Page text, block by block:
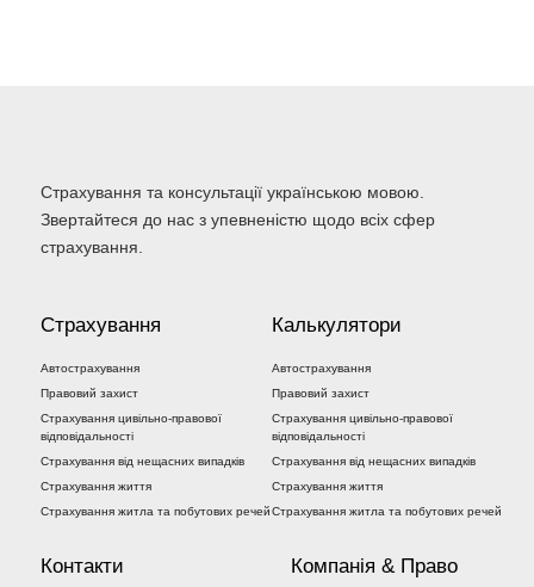
Страхування та консультації українською мовою.
Звертайтеся до нас з упевненістю щодо всіх сфер
страхування.
Страхування
Автострахування
Правовий захист
Страхування цивільно-правової
відповідальності
Страхування від нещасних випадків
Страхування життя
Страхування житла та побутових речей
Калькулятори
Автострахування
Правовий захист
Страхування цивільно-правової
відповідальності
Страхування від нещасних випадків
Страхування життя
Страхування житла та побутових речей
Контакти Компанія & Право